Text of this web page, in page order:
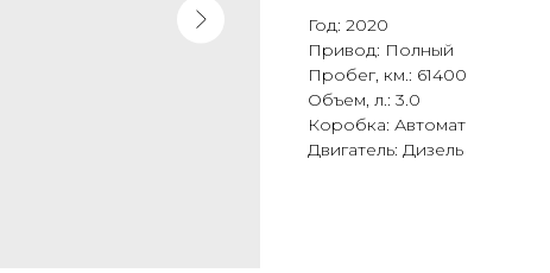
Год: 2020
Привод: Полный
Пробег, км.: 61400
Объем, л.: 3.0
Коробка: Автомат
Двигатель: Дизель